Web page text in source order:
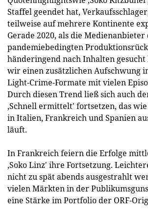
Staffel geendet hat,
teilweise auf mehrere Kontinente
Gerade 2020, als die
pandemiebedingten
händeringend nach Inhalten
wir einen zusätzlichen Aufschwung
Light-Crime-Formate mit vielen
Durch diesen Trend ließ sich auch
‚Schnell ermittelt' fortsetzen, das wie
in Italien, Frankreich und Spanien
läuft.
In Frankreich feiern die Erfolge
‚Soko Linz' ihre Fortsetzung.
nicht zu spät abends ausgestrahlt
vielen Märkten in der
eine Stärke im Portfolio der ORF-